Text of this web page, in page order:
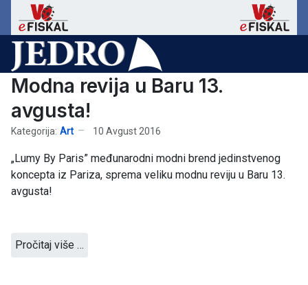
Modna revija u Baru 13.
avgusta!
Kategorija: Art 10 Avgust 2016
„Lumy By Paris” međunarodni modni brend jedinstvenog
koncepta iz Pariza, sprema veliku modnu reviju u Baru 13.
avgusta!
Pročitaj više …